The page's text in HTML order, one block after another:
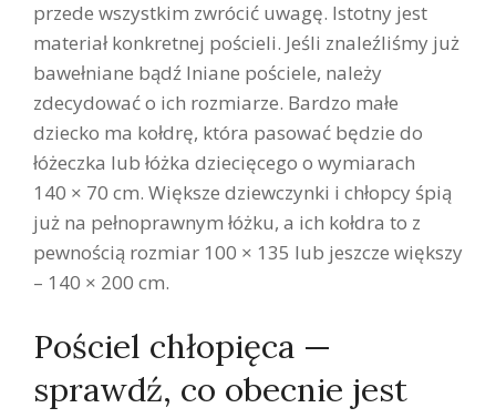
przede wszystkim zwrócić uwagę. Istotny jest
materiał konkretnej pościeli. Jeśli znaleźliśmy już
bawełniane bądź lniane pościele, należy
zdecydować o ich rozmiarze. Bardzo małe
dziecko ma kołdrę, która pasować będzie do
łóżeczka lub łóżka dziecięcego o wymiarach
140 × 70 cm. Większe dziewczynki i chłopcy śpią
już na pełnoprawnym łóżku, a ich kołdra to z
pewnością rozmiar 100 × 135 lub jeszcze większy
– 140 × 200 cm.
Pościel chłopięca —
sprawdź, co obecnie jest